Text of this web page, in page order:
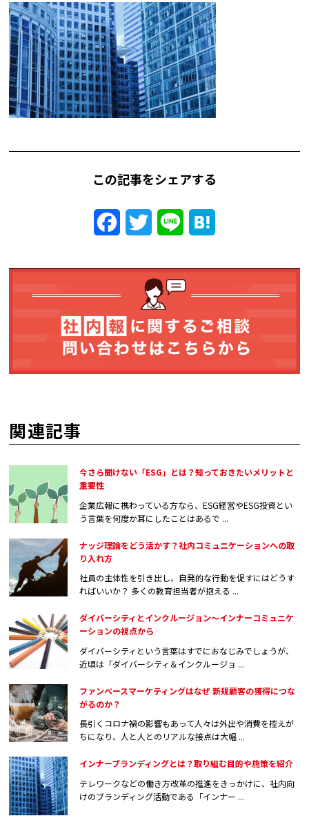
この記事をシェアする
FacebookTwitter Line
関連記事
今さら聞けない「ESG」とは？知っておきたいメリットと
重要性
企業広報に携わっている方なら、ESG経営やESG投資とい
う言葉を何度か耳にしたことはあるで ...
ナッジ理論をどう活かす？社内コミュニケーションへの取
り入れ方
社員の主体性を引き出し、自発的な行動を促すにはどうす
ればいいか？ 多くの教育担当者が抱える ...
ダイバーシティとインクルージョン～インナーコミュニケ
ーションの視点から
ダイバーシティという言葉はすでにおなじみでしょうが、
近頃は「ダイバーシティ＆インクルージョ ...
ファンベースマーケティングはなぜ 新規顧客の獲得につな
がるのか？
長引くコロナ禍の影響もあって人々は外出や消費を控えが
ちになり、人と人とのリアルな接点は大幅 ...
インナーブランディングとは？取り組む目的や施策を紹介
テレワークなどの働き方改革の推進をきっかけに、社内向
けのブランディング活動である「インナー ...